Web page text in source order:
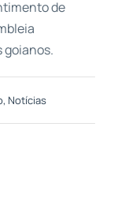
de
goianos.
, Notícias